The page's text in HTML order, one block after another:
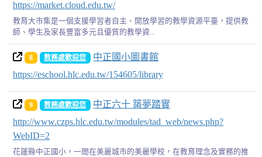
https://market.cloud.edu.tw/
教育大市集是一個支援學習者自主、開放學習的教學資源平臺，提供教
師、學生及家長豐富多元且優質的教學資...
8 教務處歡迎您
中正國小圖書館
https://eschool.hlc.edu.tw/154605/library
9 教務處歡迎您
中正六十 築夢踏實
http://www.czps.hlc.edu.tw/modules/tad_web/news.php?
WebID=2
花蓮縣中正國小，一間在美麗城市的美麗學校，在教育理念及實務的推